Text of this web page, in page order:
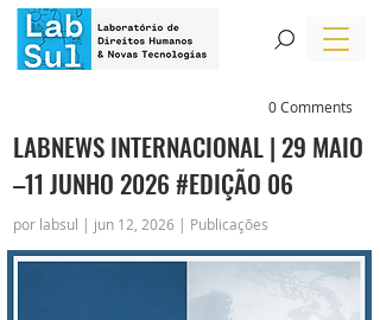
0 Comments
LABNEWS INTERNACIONAL | 29 MAIO
–11 JUNHO 2026 #EDIÇÃO 06
por labsul | jun 12, 2026 | Publicações